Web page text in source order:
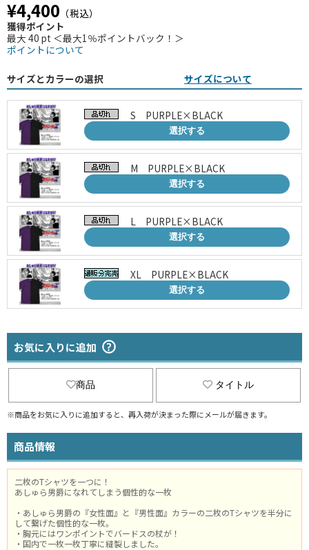
¥4,400 （税込）
獲得ポイント
最大 40 pt ＜最大1％ポイントバック！＞
ポイントについて
サイズとカラーの選択 サイズについて
S PURPLE×BLACK
選択する
M PURPLE×BLACK
選択する
L PURPLE×BLACK
選択する
XL PURPLE×BLACK
選択する
お気に入りに追加
商品 タイトル
※商品をお気に入りに追加すると、再入荷が決まった際にメールが届きます。
商品情報
二枚のTシャツを一つに！
あしゅら男爵になれてしまう個性的な一枚
・あしゅら男爵の『女性面』と『男性面』カラーの二枚のTシャツを半分に
して繋げた個性的な一枚。
・胸元にはワンポイントでバードスの杖が！
・国内で一枚一枚丁寧に縫製しました。